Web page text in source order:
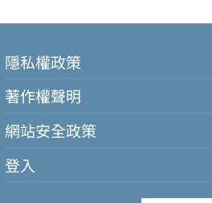
隱私權政策
著作權聲明
網站安全政策
登入